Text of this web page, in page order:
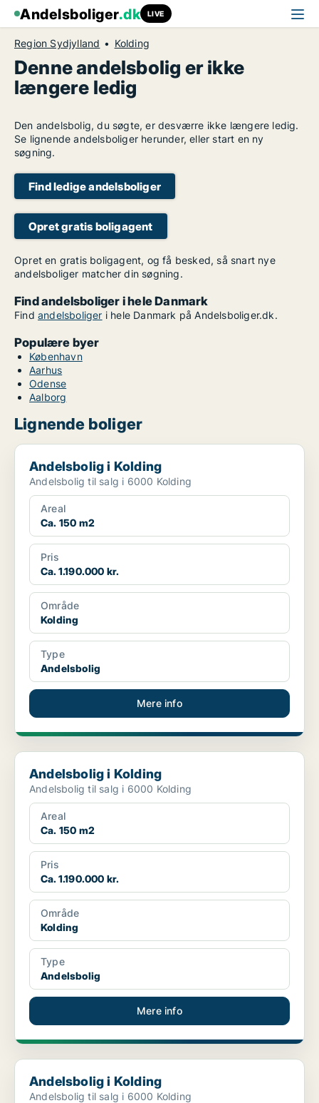
Andelsboliger.dk LIVE
Region Sydjylland Kolding
Denne andelsbolig er ikke
længere ledig
Den andelsbolig, du søgte, er desværre ikke længere ledig.
Se lignende andelsboliger herunder, eller start en ny
søgning.
Find ledige andelsboliger
Opret gratis boligagent
Opret en gratis boligagent, og få besked, så snart nye
andelsboliger matcher din søgning.
Find andelsboliger i hele Danmark
Find andelsboliger i hele Danmark på Andelsboliger.dk.
Populære byer
København
Aarhus
Odense
Aalborg
Lignende boliger
Andelsbolig i Kolding
Andelsbolig i Kolding
Andelsbolig til salg i 6000 Kolding
Areal
Ca. 150 m2
Pris
Ca. 1.190.000 kr.
Område
Kolding
Type
Andelsbolig
Mere info
Andelsbolig i Kolding
Andelsbolig i Kolding
Andelsbolig til salg i 6000 Kolding
Areal
Ca. 150 m2
Pris
Ca. 1.190.000 kr.
Område
Kolding
Type
Andelsbolig
Mere info
Andelsbolig i Kolding
Andelsbolig i Kolding
Andelsbolig til salg i 6000 Kolding